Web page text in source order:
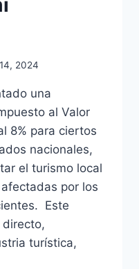
2024
una
al Valor
8% para ciertos
nacionales,
el turismo local
por los
Este
turística,